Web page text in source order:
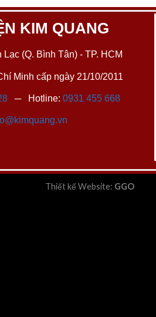
KIM QUANG
(Q. Bình Tân) - TP. HCM
Minh cấp ngày 21/10/2011
─ Hotline: 0931 455 668
Thiết kế Website: GGO